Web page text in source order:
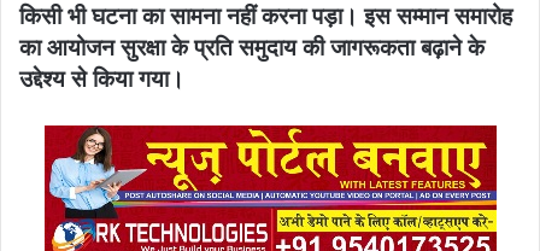
किसी भी घटना का सामना नहीं करना पड़ा। इस सम्मान समारोह
का आयोजन सुरक्षा के प्रति समुदाय की जागरूकता बढ़ाने के
उद्देश्य से किया गया।